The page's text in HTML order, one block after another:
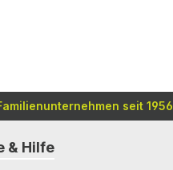
seit 1956
& Hilfe